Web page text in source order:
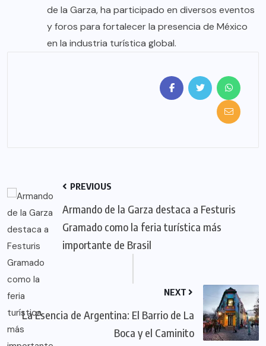
de la Garza, ha participado en diversos eventos
y foros para fortalecer la presencia de México
en la industria turística global.
PREVIOUS
Armando de la Garza destaca a Festuris
Gramado como la feria turística más
importante de Brasil
NEXT
La Esencia de Argentina: El Barrio de La
Boca y el Caminito